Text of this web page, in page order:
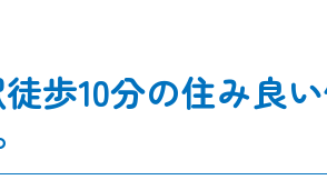
歩10分の住み良